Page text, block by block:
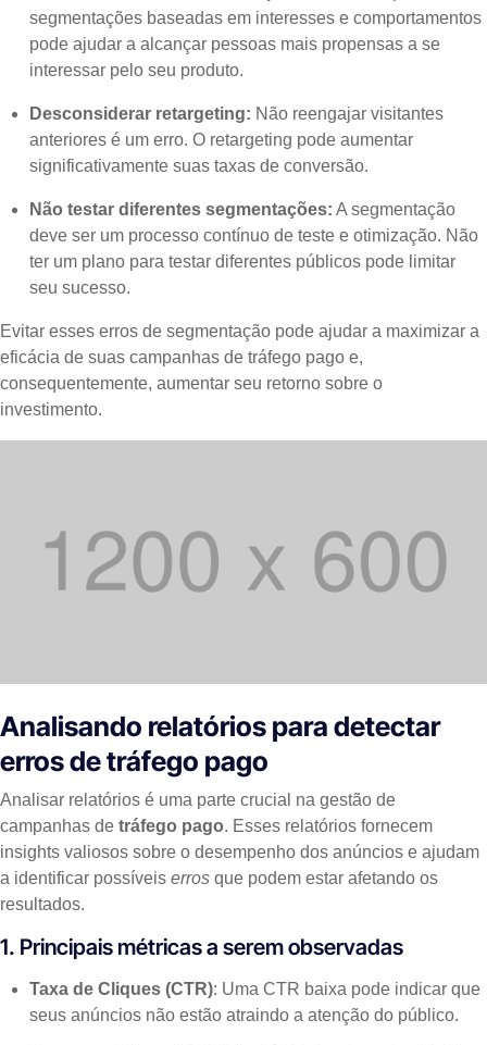
segmentações baseadas em interesses e comportamentos
pode ajudar a alcançar pessoas mais propensas a se
interessar pelo seu produto.
Desconsiderar retargeting: Não reengajar visitantes
anteriores é um erro. O retargeting pode aumentar
significativamente suas taxas de conversão.
Não testar diferentes segmentações: A segmentação
deve ser um processo contínuo de teste e otimização. Não
ter um plano para testar diferentes públicos pode limitar
seu sucesso.
Evitar esses erros de segmentação pode ajudar a maximizar a
eficácia de suas campanhas de tráfego pago e,
consequentemente, aumentar seu retorno sobre o
investimento.
Analisando relatórios para detectar
erros de tráfego pago
Analisar relatórios é uma parte crucial na gestão de
campanhas de tráfego pago. Esses relatórios fornecem
insights valiosos sobre o desempenho dos anúncios e ajudam
a identificar possíveis erros que podem estar afetando os
resultados.
1. Principais métricas a serem observadas
Taxa de Cliques (CTR): Uma CTR baixa pode indicar que
seus anúncios não estão atraindo a atenção do público.